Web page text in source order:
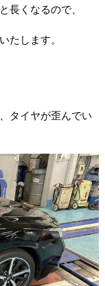
長くなるので、
たします。
タイヤが歪んでい